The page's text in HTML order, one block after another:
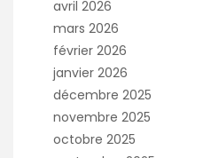
avril 2026
mars 2026
février 2026
janvier 2026
décembre 2025
novembre 2025
octobre 2025